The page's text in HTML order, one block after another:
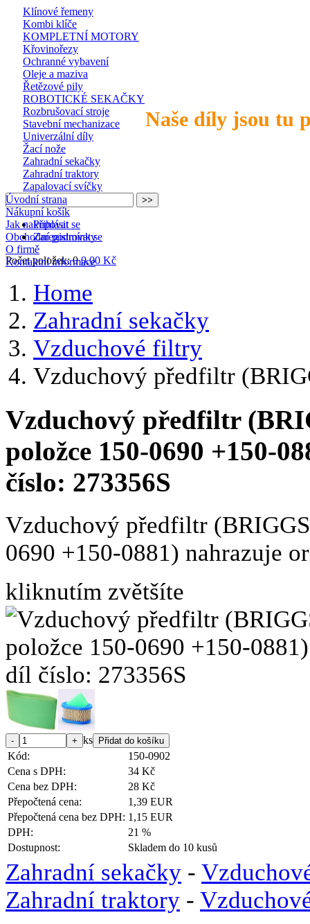
Naše díly jsou tu
Klínové řemeny
Kombi klíče
KOMPLETNÍ MOTORY
Křovinořezy
Ochranné vybavení
Oleje a maziva
Řetězové pily
ROBOTICKÉ SEKAČKY
Rozbrušovací stroje
Stavební mechanizace
Univerzální díly
Žací nože
Zahradní sekačky
Zahradní traktory
Zapalovací svíčky
Přihlásit se
Zaregistrovat se
Počet položek: 0 0,00 Kč
Úvodní strana
Nákupní košík
Jak nakupovat
Obchodní podmínky
O firmě
Kontaktní informace
Home
Zahradní sekačky
Vzduchové filtry
Vzduchový předfiltr
Vzduchový předfiltr
položce 150-0690 +150-
číslo: 273356S
Vzduchový předfiltr
0690 +150-0881) nahrazuje
kliknutím zvětšíte
ks
Kód:
150-0902
Cena s DPH:
34 Kč
Cena bez DPH:
28 Kč
Přepočtená cena:
1,39 EUR
Přepočtená cena bez DPH: 1,15 EUR
DPH:
21 %
Dostupnost:
Skladem do 10 kusů
Zahradní sekačky -
Zahradní traktory -